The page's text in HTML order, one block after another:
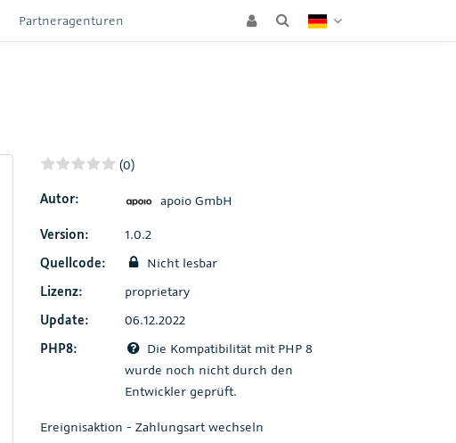
Partneragenturen
(0)
Autor:
apoio GmbH
Version:
1.0.2
Quellcode:
Nicht lesbar
Lizenz:
proprietary
Update:
06.12.2022
PHP8:
Die Kompatibilität mit PHP 8
wurde noch nicht durch den
Entwickler geprüft.
Ereignisaktion - Zahlungsart wechseln